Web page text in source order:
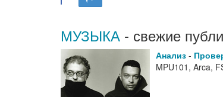
МУЗЫКА - свежие
Анализ -
MPU101, Arca,